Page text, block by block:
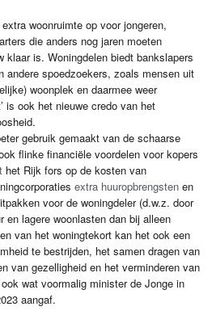
woonruimte op voor jongeren,
die anders nog jaren moeten
klaar is. Woningdelen biedt bankslapers
andere spoedzoekers, zoals mensen uit
woonplek en daarmee weer
is ook het nieuwe credo van het
gebruik gemaakt van de schaarse
flinke financiële voordelen voor kopers
het Rijk fors op de kosten van
extra huuropbrengsten en
voor de woningdeler (d.w.z. door
en lagere woonlasten dan bij alleen
van het woningtekort kan het ook een
te bestrijden, het samen dragen van
van gezelligheid en het verminderen van
wat voormalig minister de Jonge in
aangaf.